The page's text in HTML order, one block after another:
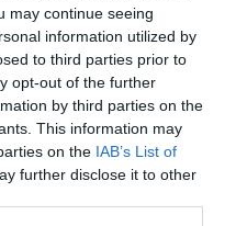
may continue seeing
information utilized by
to third parties prior to
opt-out of the further
by third parties on the
This information may
on the IAB’s List of
further disclose it to other
majd hozzáadjuk az
a víz közepébe, ebbe
tojásonként 3 percig
és megpirítjuk rajta a
Tálaláshoz a joghurtot